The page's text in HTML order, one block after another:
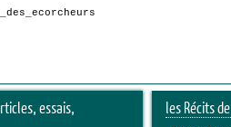
essais,
les Récits